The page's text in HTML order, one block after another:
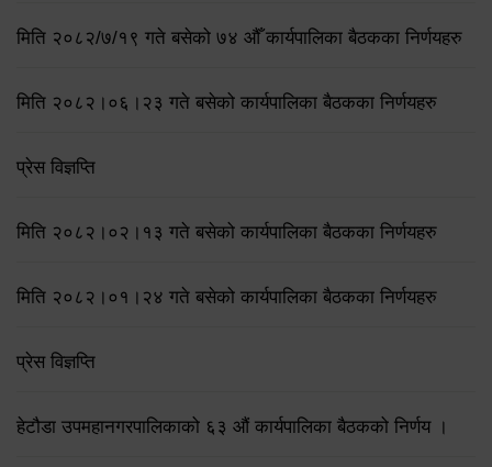
मिति २०८२/७/१९ गते बसेको ७४ औँ कार्यपालिका बैठकका निर्णयहरु
मिति २०८२।०६।२३ गते बसेको कार्यपालिका बैठकका निर्णयहरु
प्रेस विज्ञप्ति
मिति २०८२।०२।१३ गते बसेको कार्यपालिका बैठकका निर्णयहरु
मिति २०८२।०१।२४ गते बसेको कार्यपालिका बैठकका निर्णयहरु
प्रेस विज्ञप्ति
हेटौडा उपमहानगरपालिकाको ६३ औं कार्यपालिका बैठकको निर्णय ।